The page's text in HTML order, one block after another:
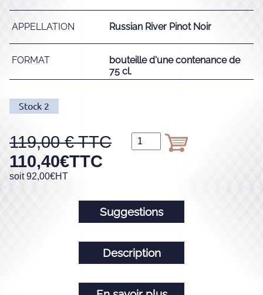
APPELLATION Russian River Pinot Noir
FORMAT
bouteille d'une contenance de
75 cl.
Stock 2
119,00
110,40€TTC
soit 92,00€HT
Suggestions
Description